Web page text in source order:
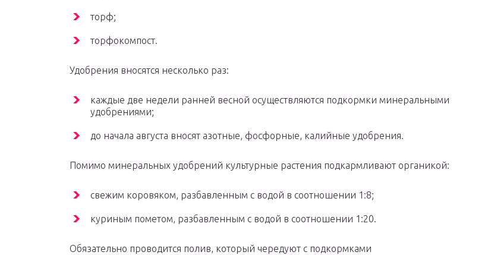
торф;
торфокомпост.
Удобрения вносятся несколько раз:
каждые две недели ранней весной осуществляются подкормки минеральными
удобрениями;
до начала августа вносят азотные, фосфорные, калийные удобрения.
Помимо минеральных удобрений культурные растения подкармливают органикой:
свежим коровяком, разбавленным с водой в соотношении 1:8;
куриным пометом, разбавленным с водой в соотношении 1:20.
Обязательно проводится полив, который чередуют с подкормками